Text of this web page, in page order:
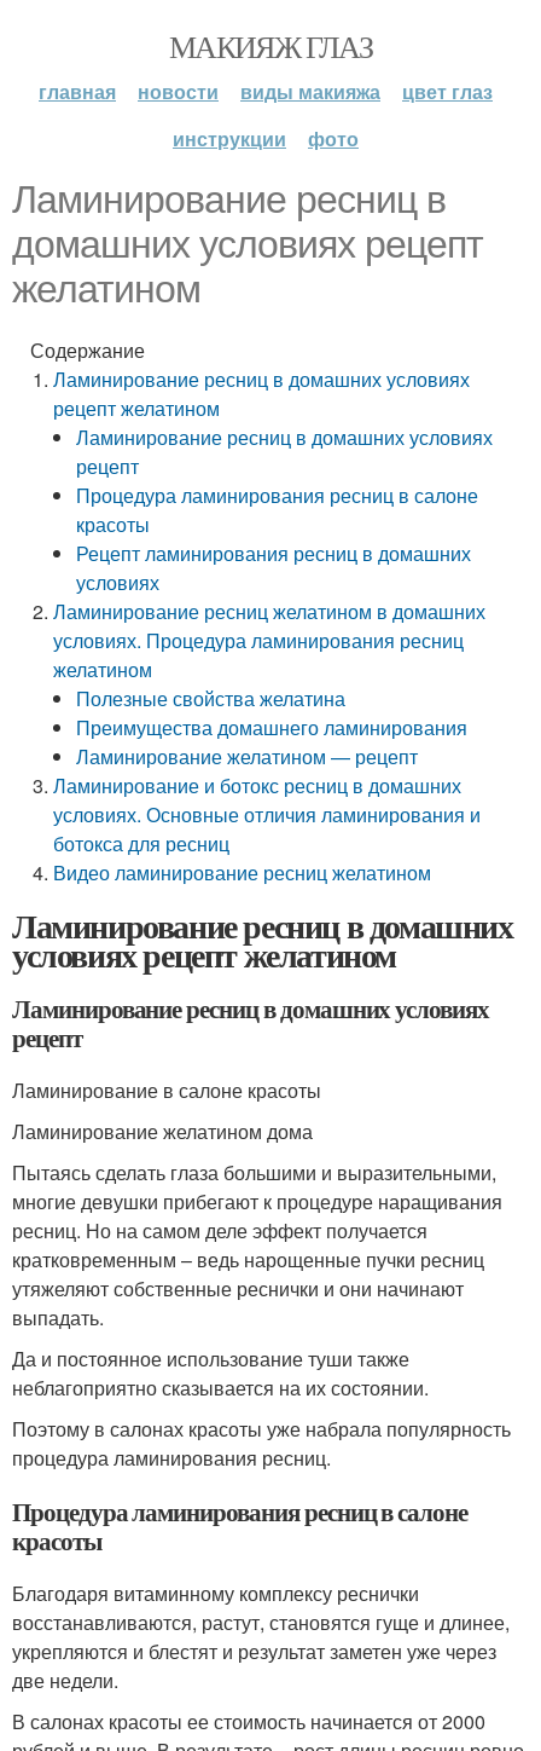
МАКИЯЖ ГЛАЗ
главная новости виды макияжа
цвет глаз
инструкции
фото
Ламинирование ресниц в
домашних условиях рецепт
желатином
Содержание
Ламинирование ресниц в домашних условиях
рецепт желатином
Ламинирование ресниц в домашних условиях
рецепт
Процедура ламинирования ресниц в салоне
красоты
Рецепт ламинирования ресниц в домашних
условиях
Ламинирование ресниц желатином в домашних
условиях. Процедура ламинирования ресниц
желатином
Полезные свойства желатина
Преимущества домашнего ламинирования
Ламинирование желатином — рецепт
Ламинирование и ботокс ресниц в домашних
условиях. Основные отличия ламинирования и
ботокса для ресниц
Видео ламинирование ресниц желатином
Ламинирование ресниц в домашних
условиях рецепт желатином
Ламинирование ресниц в домашних условиях
рецепт
Ламинирование в салоне красоты
Ламинирование желатином дома
Пытаясь сделать глаза большими и выразительными,
многие девушки прибегают к процедуре наращивания
ресниц. Но на самом деле эффект получается
кратковременным – ведь нарощенные пучки ресниц
утяжеляют собственные реснички и они начинают
выпадать.
Да и постоянное использование туши также
неблагоприятно сказывается на их состоянии.
Поэтому в салонах красоты уже набрала популярность
процедура ламинирования ресниц.
Процедура ламинирования ресниц в салоне
красоты
Благодаря витаминному комплексу реснички
восстанавливаются, растут, становятся гуще и длинее,
укрепляются и блестят и результат заметен уже через
две недели.
В салонах красоты ее стоимость начинается от 2000